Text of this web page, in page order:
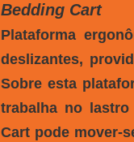
Bedding Cart
Plataforma
deslizantes,
Sobre esta
trabalha no
Cart pode mover-